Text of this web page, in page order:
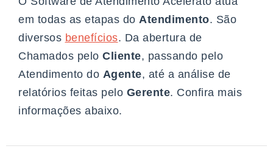
em todas as etapas do Atendimento. São
diversos benefícios. Da abertura de
Chamados pelo Cliente, passando pelo
Atendimento do Agente, até a análise de
relatórios feitas pelo Gerente. Confira mais
informações abaixo.